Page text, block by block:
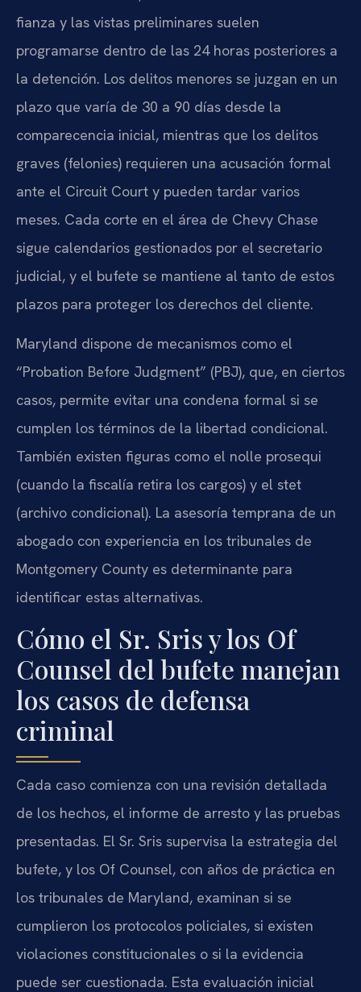
fianza y las vistas preliminares suelen
programarse dentro de las 24 horas posteriores a
la detención. Los delitos menores se juzgan en un
plazo que varía de 30 a 90 días desde la
comparecencia inicial, mientras que los delitos
graves (felonies) requieren una acusación formal
ante el Circuit Court y pueden tardar varios
meses. Cada corte en el área de Chevy Chase
sigue calendarios gestionados por el secretario
judicial, y el bufete se mantiene al tanto de estos
plazos para proteger los derechos del cliente.
Maryland dispone de mecanismos como el
“Probation Before Judgment” (PBJ), que, en ciertos
casos, permite evitar una condena formal si se
cumplen los términos de la libertad condicional.
También existen figuras como el nolle prosequi
(cuando la fiscalía retira los cargos) y el stet
(archivo condicional). La asesoría temprana de un
abogado con experiencia en los tribunales de
Montgomery County es determinante para
identificar estas alternativas.
Cómo el Sr. Sris y los Of
Counsel del bufete manejan
los casos de defensa
criminal
Cada caso comienza con una revisión detallada
de los hechos, el informe de arresto y las pruebas
presentadas. El Sr. Sris supervisa la estrategia del
bufete, y los Of Counsel, con años de práctica en
los tribunales de Maryland, examinan si se
cumplieron los protocolos policiales, si existen
violaciones constitucionales o si la evidencia
puede ser cuestionada. Esta evaluación inicial